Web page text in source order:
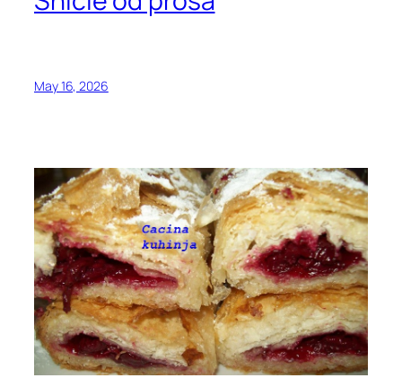
May 16, 2026